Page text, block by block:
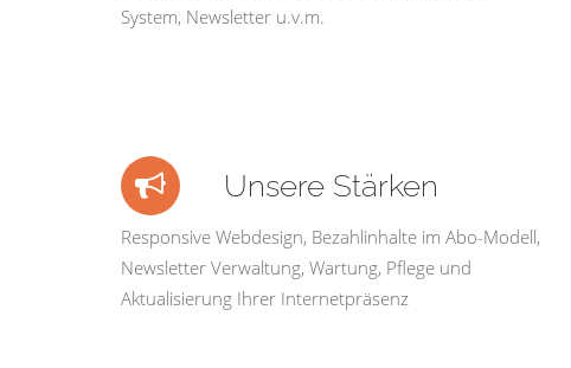
System, Newsletter u.v.m.
Unsere Stärken
Responsive Webdesign, Bezahlinhalte im Abo-Modell,
Newsletter Verwaltung, Wartung, Pflege und
Aktualisierung Ihrer Internetpräsenz